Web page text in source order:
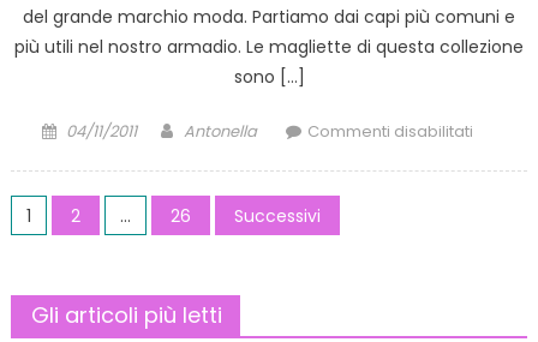
del grande marchio moda. Partiamo dai capi più comuni e
più utili nel nostro armadio. Le magliette di questa collezione
sono […]
Posted
04/11/2011 Author
Antonella Commenti disabilitatisu
Paginazione
articoli
1 2 … 26 Successivi
Gli articoli più letti